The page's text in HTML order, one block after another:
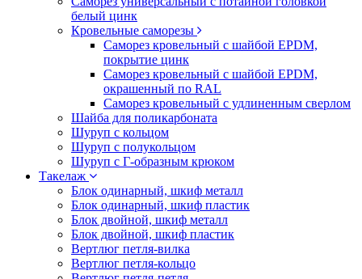
белый цинк
Кровельные саморезы
Саморез кровельный с шайбой EPDM,
покрытие цинк
Саморез кровельный с шайбой EPDM,
окрашенный по RAL
Саморез кровельный с удлиненным сверлом
Шайба для поликарбоната
Шуруп с кольцом
Шуруп с полукольцом
Шуруп с Г-образным крюком
Такелаж
Блок одинарный, шкиф металл
Блок одинарный, шкиф пластик
Блок двойной, шкиф металл
Блок двойной, шкиф пластик
Вертлюг петля-вилка
Вертлюг петля-кольцо